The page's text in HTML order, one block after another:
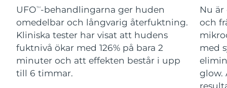
UFOTM-behandlingarna ger huden
omedelbar och långvarig återfuktning.
Kliniska tester har visat att hudens
fuktnivå ökar med 126% på bara 2
minuter och att effekten består i upp
till 6 timmar.
Nu
och
med
glow.
For healthy hair
18% PAP
Kosmetika Man
Handla allt
Israel Förväntad leverans 8/16/26
Italien Förväntad leverans 8/12/26
Japan Förväntad leverans 8/15/26
8/17/26